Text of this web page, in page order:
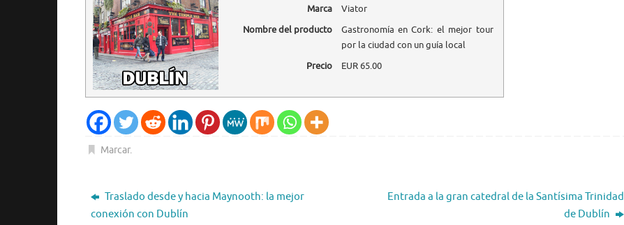
Marca
Viator
Nombre del producto
Gastronomía en Cork: el mejor tour
por la ciudad con un guía local
Precio
EUR65.00
Marcar.
Traslado desde y hacia Maynooth: la mejor
conexión con Dublín
Entrada a la gran catedral de la Santísima Trinidad
de Dublín